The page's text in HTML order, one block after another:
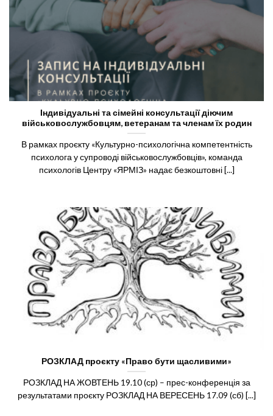
Індивідуальні та сімейні консультації діючим
військовослужбовцям, ветеранам та членам їх родин
В рамках проєкту «Культурно-психологічна компетентність
психолога у супроводі військовослужбовців», команда
психологів Центру «ЯРМІЗ» надає безкоштовні [...]
РОЗКЛАД проєкту «Право бути щасливими»
РОЗКЛАД НА ЖОВТЕНЬ 19.10 (ср) – прес-конференція за
результатами проєкту РОЗКЛАД НА ВЕРЕСЕНЬ 17.09 (сб) [...]